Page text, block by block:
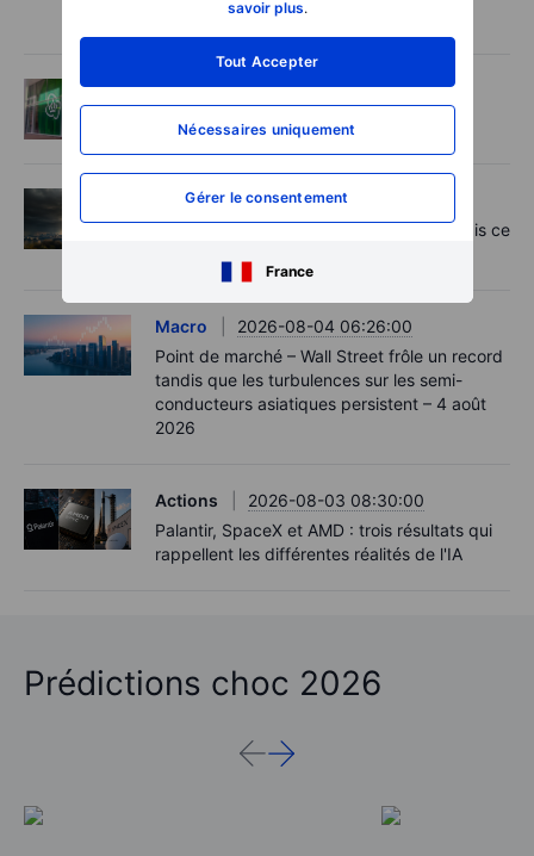
savoir plus.
Tout Accepter
Nécessaires uniquement
Gérer le consentement
France
entreprise
Actions
2026-08-04 08:00:00
Idée de trading - KPN
Actions
2026-08-04 07:30:00
Le CAC 40 bat un record historique… mais ce
Macro
2026-08-04 06:26:00
Point de marché – Wall Street frôle un record
tandis que les turbulences sur les semi-
conducteurs asiatiques persistent – 4 août
2026
Actions
2026-08-03 08:30:00
Palantir, SpaceX et AMD : trois résultats qui
rappellent les différentes réalités de l'IA
Prédictions choc 2026